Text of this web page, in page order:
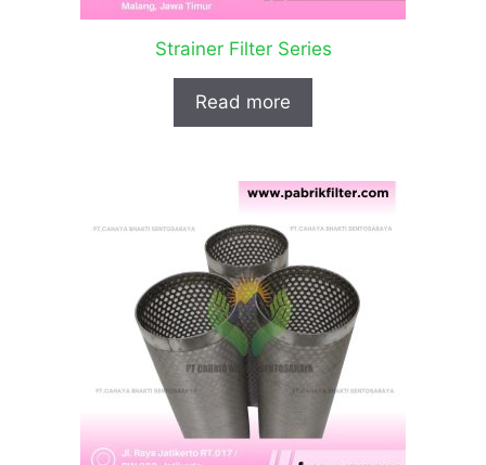
Strainer Filter Series
Read more